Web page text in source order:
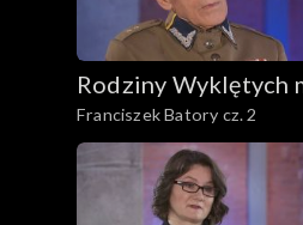
Rodziny Wyklętych
głos
Franciszek Batory cz. 2